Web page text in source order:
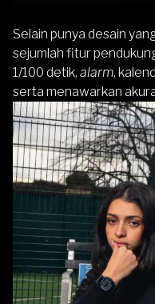
Selain punya desain
sejumlah fitur
1/100 detik, alarm,
serta menawarkan